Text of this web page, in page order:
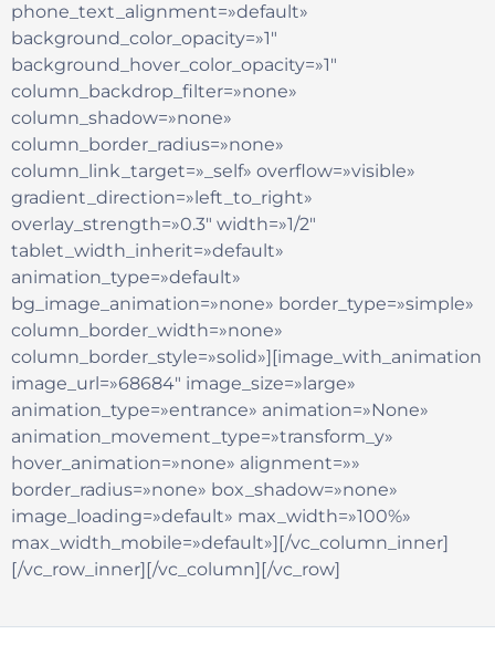
phone_text_alignment=»default»
background_color_opacity=»1″
background_hover_color_opacity=»1″
column_backdrop_filter=»none»
column_shadow=»none»
column_border_radius=»none»
column_link_target=»_self» overflow=»visible»
gradient_direction=»left_to_right»
overlay_strength=»0.3″ width=»1/2″
tablet_width_inherit=»default»
animation_type=»default»
bg_image_animation=»none» border_type=»simple»
column_border_width=»none»
column_border_style=»solid»][image_with_animation
image_url=»68684″ image_size=»large»
animation_type=»entrance» animation=»None»
animation_movement_type=»transform_y»
hover_animation=»none» alignment=»»
border_radius=»none» box_shadow=»none»
image_loading=»default» max_width=»100%»
max_width_mobile=»default»][/vc_column_inner]
[/vc_row_inner][/vc_column][/vc_row]